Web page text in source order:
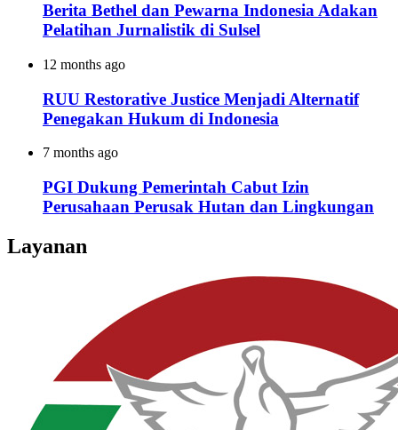
Berita Bethel dan Pewarna Indonesia Adakan
Pelatihan Jurnalistik di Sulsel
12 months ago
RUU Restorative Justice Menjadi Alternatif
Penegakan Hukum di Indonesia
7 months ago
PGI Dukung Pemerintah Cabut Izin
Perusahaan Perusak Hutan dan Lingkungan
Layanan